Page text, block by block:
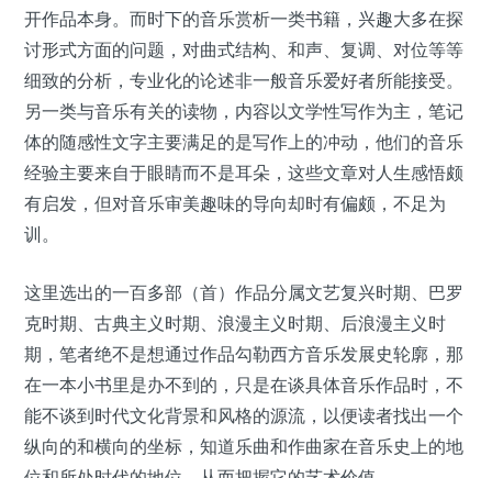
开作品本身。而时下的音乐赏析一类书籍，兴趣大多在探
讨形式方面的问题，对曲式结构、和声、复调、对位等等
细致的分析，专业化的论述非一般音乐爱好者所能接受。
另一类与音乐有关的读物，内容以文学性写作为主，笔记
体的随感性文字主要满足的是写作上的冲动，他们的音乐
经验主要来自于眼睛而不是耳朵，这些文章对人生感悟颇
有启发，但对音乐审美趣味的导向却时有偏颇，不足为
训。
这里选出的一百多部（首）作品分属文艺复兴时期、巴罗
克时期、古典主义时期、浪漫主义时期、后浪漫主义时
期，笔者绝不是想通过作品勾勒西方音乐发展史轮廓，那
在一本小书里是办不到的，只是在谈具体音乐作品时，不
能不谈到时代文化背景和风格的源流，以便读者找出一个
纵向的和横向的坐标，知道乐曲和作曲家在音乐史上的地